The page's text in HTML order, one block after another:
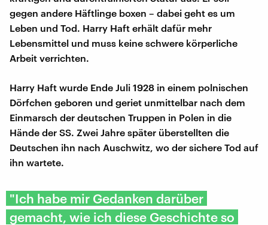
gegen andere Häftlinge boxen – dabei geht es um
Leben und Tod. Harry Haft erhält dafür mehr
Lebensmittel und muss keine schwere körperliche
Arbeit verrichten.
Harry Haft wurde Ende Juli 1928 in einem polnischen
Dörfchen geboren und geriet unmittelbar nach dem
Einmarsch der deutschen Truppen in Polen in die
Hände der SS. Zwei Jahre später überstellten die
Deutschen ihn nach Auschwitz, wo der sichere Tod auf
ihn wartete.
"Ich habe mir Gedanken darüber
gemacht, wie ich diese Geschichte so